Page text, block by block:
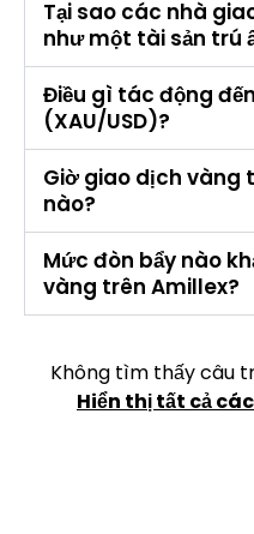
Tại sao các nhà
như một tài sản trú
Điều gì tác động
(XAU/USD)?
Giờ giao dịch vàng
nào?
Mức đòn bẩy nào
vàng trên Amillex?
Không tìm thấy câu
Hiển thị tất cả